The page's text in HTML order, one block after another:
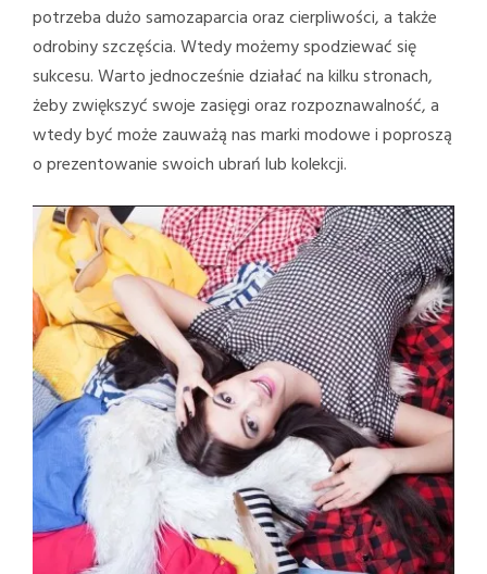
potrzeba dużo samozaparcia oraz cierpliwości, a także
odrobiny szczęścia. Wtedy możemy spodziewać się
sukcesu. Warto jednocześnie działać na kilku stronach,
żeby zwiększyć swoje zasięgi oraz rozpoznawalność, a
wtedy być może zauważą nas marki modowe i poproszą
o prezentowanie swoich ubrań lub kolekcji.